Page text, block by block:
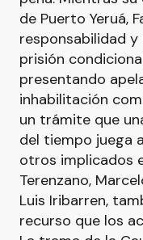
de Puerto Yeruá,
responsabilidad
prisión
presentando
inhabilitación
un trámite que
del tiempo juega
otros implicados
Terenzano,
Luis Iribarren,
recurso que los